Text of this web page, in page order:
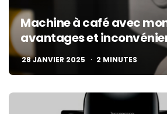
Machine à café avec
avantages et
28 JANVIER 2025 2 MINUTES